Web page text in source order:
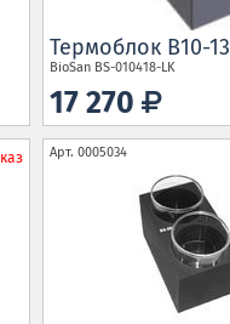
Термоблок B10-13
BioSan BS-010418-LK
17 270
Арт. 0005034